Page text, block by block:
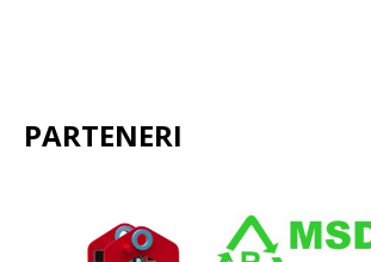
PARTENERI